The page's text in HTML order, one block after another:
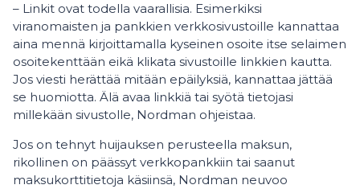
– Linkit ovat todella vaarallisia. Esimerkiksi
viranomaisten ja pankkien verkkosivustoille kannattaa
aina mennä kirjoittamalla kyseinen osoite itse selaimen
osoitekenttään eikä klikata sivustoille linkkien kautta.
Jos viesti herättää mitään epäilyksiä, kannattaa jättää
se huomiotta. Älä avaa linkkiä tai syötä tietojasi
millekään sivustolle, Nordman ohjeistaa.
Jos on tehnyt huijauksen perusteella maksun,
rikollinen on päässyt verkkopankkiin tai saanut
maksukorttitietoja käsiinsä, Nordman neuvoo